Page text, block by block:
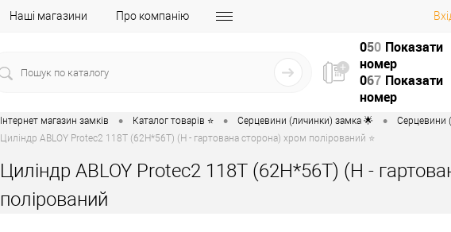
Наші магазини Про компанію
050 Показати
номер
067 Показати
номер
Інтернет магазин замків • Каталог товарів ⭐ • Серцевини (личинки) замка 🌟 •
Серцевини
Циліндр ABLOY Protec2 118T (62H*56T) (H - гартована сторона) хром полірований ⭐
Циліндр ABLOY Protec2 118T (62H*56T) (H -
полірований